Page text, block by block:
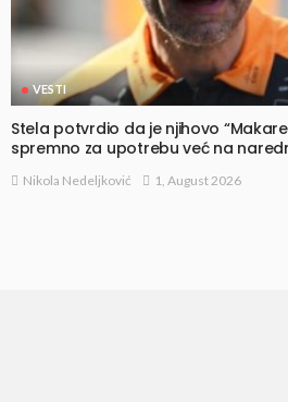
VESTI
Stela potvrdio da je njihovo
spremno za upotrebu već na
Nikola Nedeljković 1, August 2026